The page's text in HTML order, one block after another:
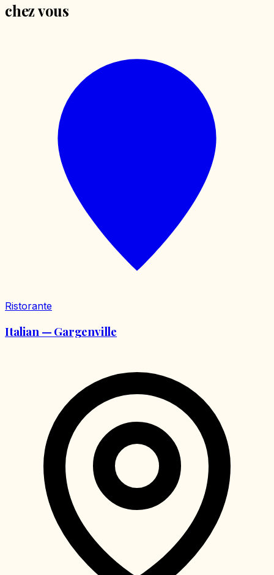
chez vous
Ristorante
Italian — Gargenville